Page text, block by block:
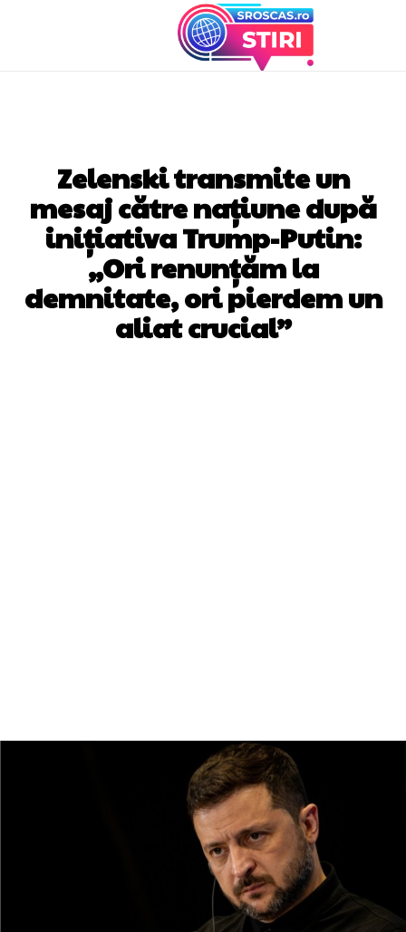
Zelenski transmite un
mesaj către națiune după
inițiativa Trump-Putin:
„Ori renunțăm la
demnitate, ori pierdem un
aliat crucial”